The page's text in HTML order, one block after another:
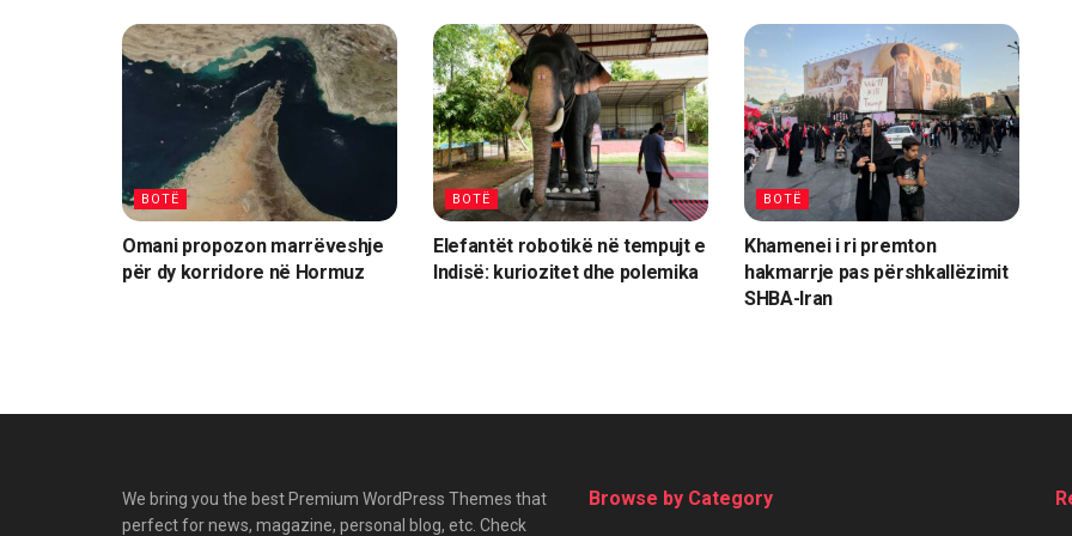
BOTË
Omani propozon marrëveshje
për dy korridore në Hormuz
BOTË
Elefantët robotikë në tempujt e
Indisë: kuriozitet dhe polemika
BOTË
Khamenei i ri premton
hakmarrje pas përshkallëzimit
SHBA-Iran
We bring you the best Premium WordPress Themes that
perfect for news, magazine, personal blog, etc. Check
Browse by Category